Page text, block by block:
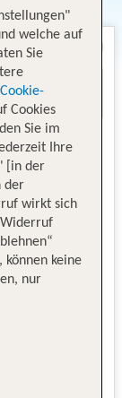
welche auf
Sie
Cookie-
Cookies
Sie im
Ihre
[in der
der
wirkt sich
keine
nur